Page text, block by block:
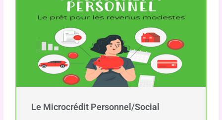
Le Microcrédit Personnel/Social